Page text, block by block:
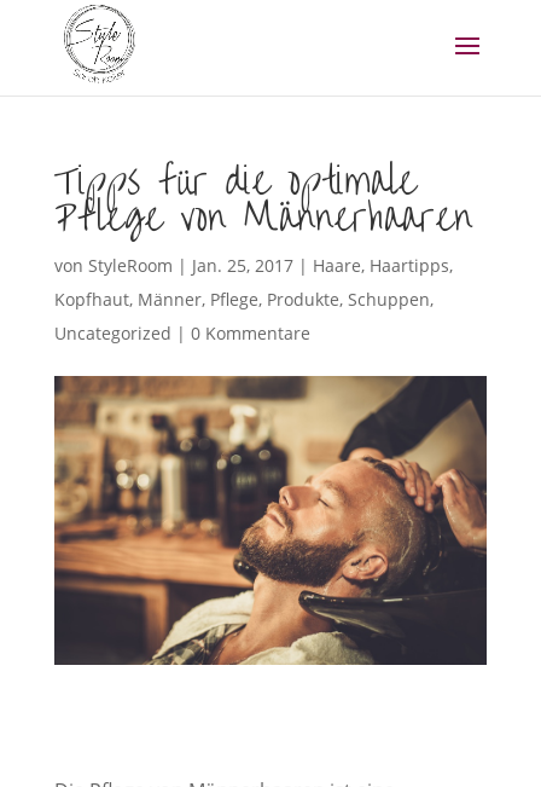
Tipps für die optimale
Pflege von Männerhaaren
von StyleRoom | Jan. 25, 2017| Haare, Haartipps,
Kopfhaut, Männer, Pflege, Produkte, Schuppen,
Uncategorized | 0 Kommentare